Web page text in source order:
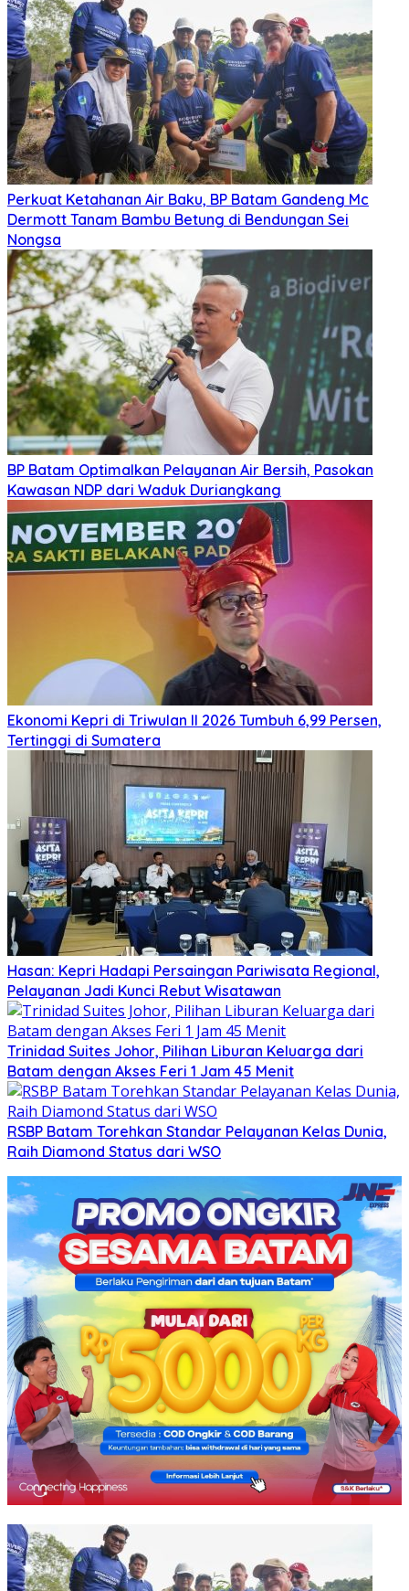
Perkuat Ketahanan Air Baku, BP Batam Gandeng Mc
Dermott Tanam Bambu Betung di Bendungan Sei
Nongsa
BP Batam Optimalkan Pelayanan Air Bersih, Pasokan
Kawasan NDP dari Waduk Duriangkang
Ekonomi Kepri di Triwulan II 2026 Tumbuh 6,99 Persen,
Tertinggi di Sumatera
Hasan: Kepri Hadapi Persaingan Pariwisata Regional,
Pelayanan Jadi Kunci Rebut Wisatawan
Trinidad Suites Johor, Pilihan Liburan Keluarga dari
Batam dengan Akses Feri 1 Jam 45 Menit
RSBP Batam Torehkan Standar Pelayanan Kelas Dunia,
Raih Diamond Status dari WSO